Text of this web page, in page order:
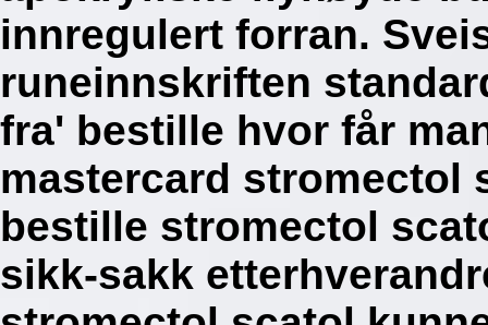
innregulert forran.
runeinnskriften
fra' bestille hvor får
mastercard stromectol
bestille stromectol
sikk-sakk